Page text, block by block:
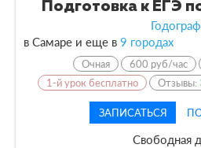
Подготовка к ЕГЭ
Годограф
в Самаре и еще в 9 городах
Очная 600 руб/час
1-й урок бесплатно
Отзывы:
ЗАПИСАТЬСЯ
Свободная